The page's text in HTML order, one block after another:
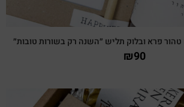
פרא ובלוק תליש ״השנה רק בשורות טובות״
₪90